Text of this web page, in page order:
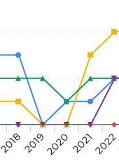
20182019202020212022